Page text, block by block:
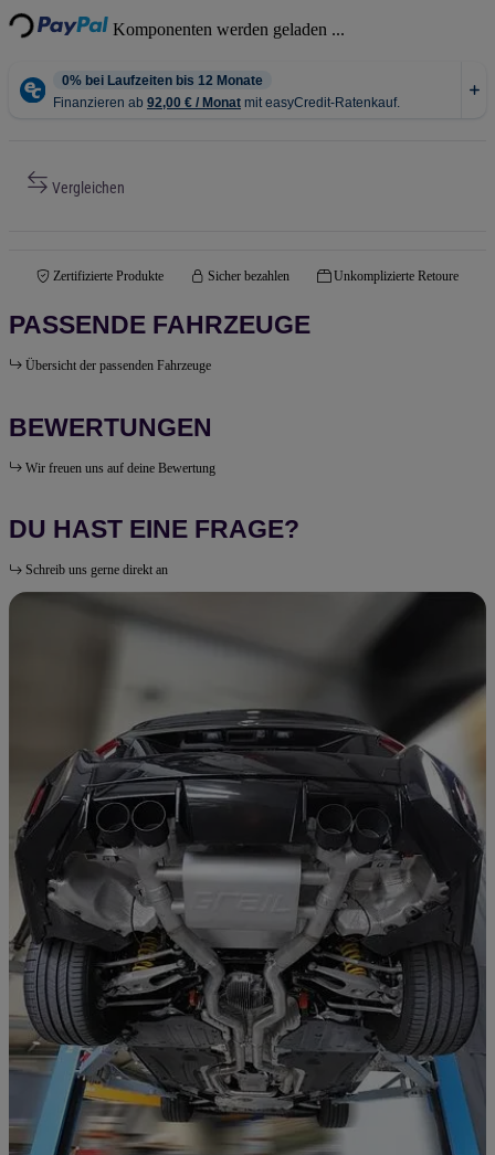
Komponenten werden geladen ...
Vergleichen
Zertifizierte Produkte Sicher bezahlen Unkomplizierte Retoure
PASSENDE FAHRZEUGE
Übersicht der passenden Fahrzeuge
BEWERTUNGEN
Wir freuen uns auf deine Bewertung
DU HAST EINE FRAGE?
Schreib uns gerne direkt an